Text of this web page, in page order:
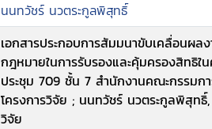
นนทวัชร์ นวตระกูลพิสุทธิ์
เอกสารประกอบการสัมมนาขับเคลื่อนผ
กฎหมายในการรับรองและคุ้มครองสิทธิ
ประชุม 709 ชั้น 7 สำนักงานคณะกรรมก
โครงการวิจัย ; นนทวัชร์ นวตระกูลพิสุท
วิจัย